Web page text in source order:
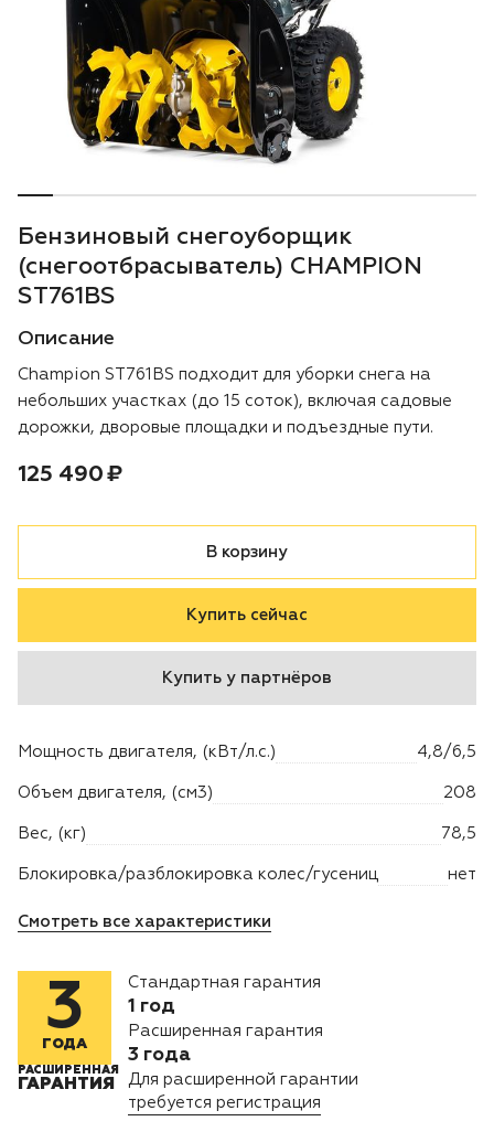
Воздуходувки
Триммеры
Аккумуляторная техника iPrix
Генераторы
Скарификаторы
Подметальные машины
Строительная техника
Культиваторы
Мотодрели
Техника PRO
Дровоколы
Лодочные моторы Toyama
Высоторезы
Моющие аппараты
Бензиновый снегоуборщик
(снегоотбрасыватель) CHAMPION
ST761BS
Описание
Champion ST761BS подходит для уборки снега на
небольших участках (до 15 соток), включая садовые
дорожки, дворовые площадки и подъездные пути.
В корзину
Купить сейчас
Купить у партнёров
Мощность двигателя, (кВт/л.с.) 4,8/6,5
Объем двигателя, (см3) 208
Вес, (кг) 78,5
Блокировка/разблокировка колес/гусениц нет
Смотреть все характеристики
3
ГОДА
РАСШИРЕННАЯ
ГАРАНТИЯ
Стандартная гарантия
1 год
Расширенная гарантия
3 года
Для расширенной гарантии
требуется регистрация
Цена:
125 490 ₽рублей